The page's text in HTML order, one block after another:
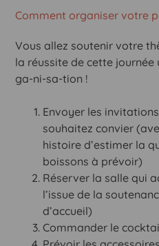
Comment organiser votre
Vous allez soutenir votre
la réussite de cette journée
ga-ni-sa-tion !
Envoyer les
souhaitez convier
histoire d’estimer la
boissons à prévoir)
Réserver la salle qui
l’issue de la
d’accueil)
Commander le